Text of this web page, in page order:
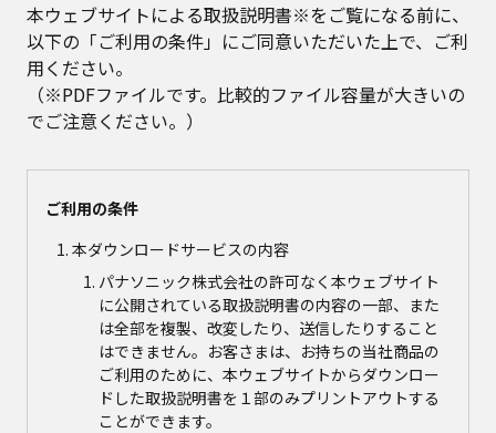
本ウェブサイトによる取扱説明書※をご覧になる前に、
以下の「ご利用の条件」にご同意いただいた上で、ご利
用ください。
（※PDFファイルです。比較的ファイル容量が大きいの
でご注意ください。）
ご利用の条件
本ダウンロードサービスの内容
パナソニック株式会社の許可なく本ウェブサイト
に公開されている取扱説明書の内容の一部、また
は全部を複製、改変したり、送信したりすること
はできません。お客さまは、お持ちの当社商品の
ご利用のために、本ウェブサイトからダウンロー
ドした取扱説明書を１部のみプリントアウトする
ことができます。